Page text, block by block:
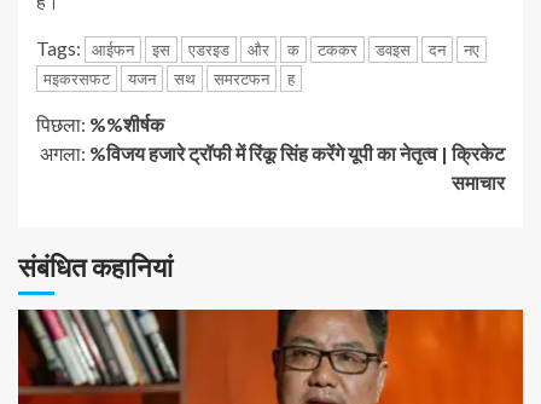
Tags: आईफन इस एडरइड और क टककर डवइस दन
नए
मइकरसफट
यजन सथ समरटफन ह
जारी
रहे
हैं
पिछला: %%शीर्षक
अगला: %विजय हजारे ट्रॉफी में रिंकू सिंह करेंगे यूपी का नेतृत्व | क्रिकेट
समाचार
संबंधित कहानियां